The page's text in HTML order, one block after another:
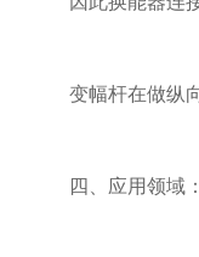
变幅杆在做纵向
四、应用领域：